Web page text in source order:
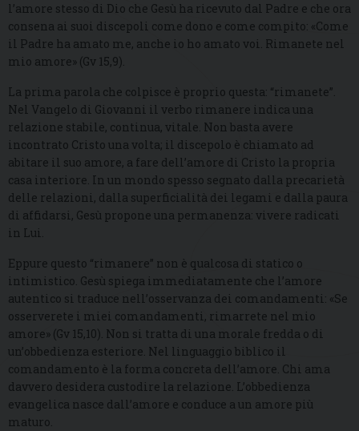
l’amore stesso di Dio che Gesù ha ricevuto dal Padre e che ora
consena ai suoi discepoli come dono e come compito: «Come
il Padre ha amato me, anche io ho amato voi. Rimanete nel
mio amore» (Gv 15,9).
La prima parola che colpisce è proprio questa: “rimanete”.
Nel Vangelo di Giovanni il verbo rimanere indica una
relazione stabile, continua, vitale. Non basta avere
incontrato Cristo una volta; il discepolo è chiamato ad
abitare il suo amore, a fare dell’amore di Cristo la propria
casa interiore. In un mondo spesso segnato dalla precarietà
delle relazioni, dalla superficialità dei legami e dalla paura
di affidarsi, Gesù propone una permanenza: vivere radicati
in Lui.
Eppure questo “rimanere” non è qualcosa di statico o
intimistico. Gesù spiega immediatamente che l’amore
autentico si traduce nell’osservanza dei comandamenti: «Se
osserverete i miei comandamenti, rimarrete nel mio
amore» (Gv 15,10). Non si tratta di una morale fredda o di
un’obbedienza esteriore. Nel linguaggio biblico il
comandamento è la forma concreta dell’amore. Chi ama
davvero desidera custodire la relazione. L’obbedienza
evangelica nasce dall’amore e conduce a un amore più
maturo.